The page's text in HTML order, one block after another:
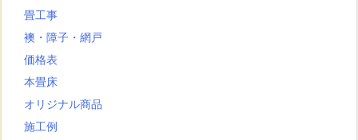
畳工事
襖・障子・網戸
価格表
本畳床
オリジナル商品
施工例